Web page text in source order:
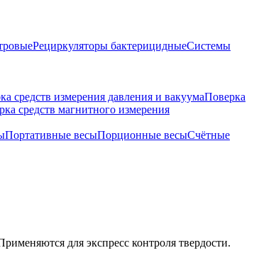
Рециркуляторы бактерицидныеСистемы
средств измерения давления и вакуумаПоверка
средств магнитного измерения
Портативные весыПорционные весыСчётные
для экспресс контроля твердости.